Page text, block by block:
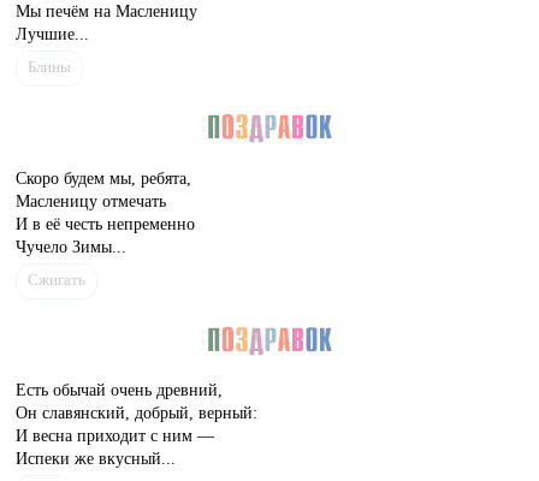
Мы печём на Масленицу
Лучшие...
Блины
Скоро будем мы, ребята,
Масленицу отмечать
И в её честь непременно
Чучело Зимы...
Сжигать
Есть обычай очень древний,
Он славянский, добрый, верный:
И весна приходит с ним —
Испеки же вкусный...